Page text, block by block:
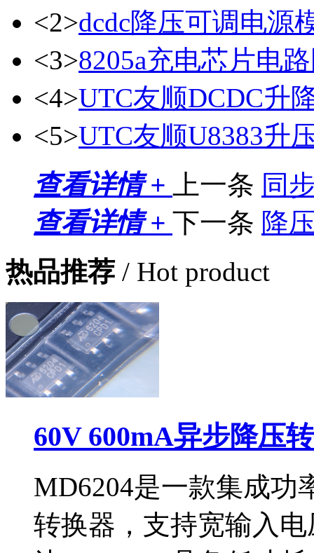
<2>dcdc降压可调电源
<3>8205a充电芯片电
<4>UTC友顺DCDC升
<5>UTC友顺U8383升
查看详情 +
上一条 同
查看详情 + 下一条 降
热品推荐 / Hot product
60V 600mA异步降压
MD6204是一款集成功
转换器，支持宽输入